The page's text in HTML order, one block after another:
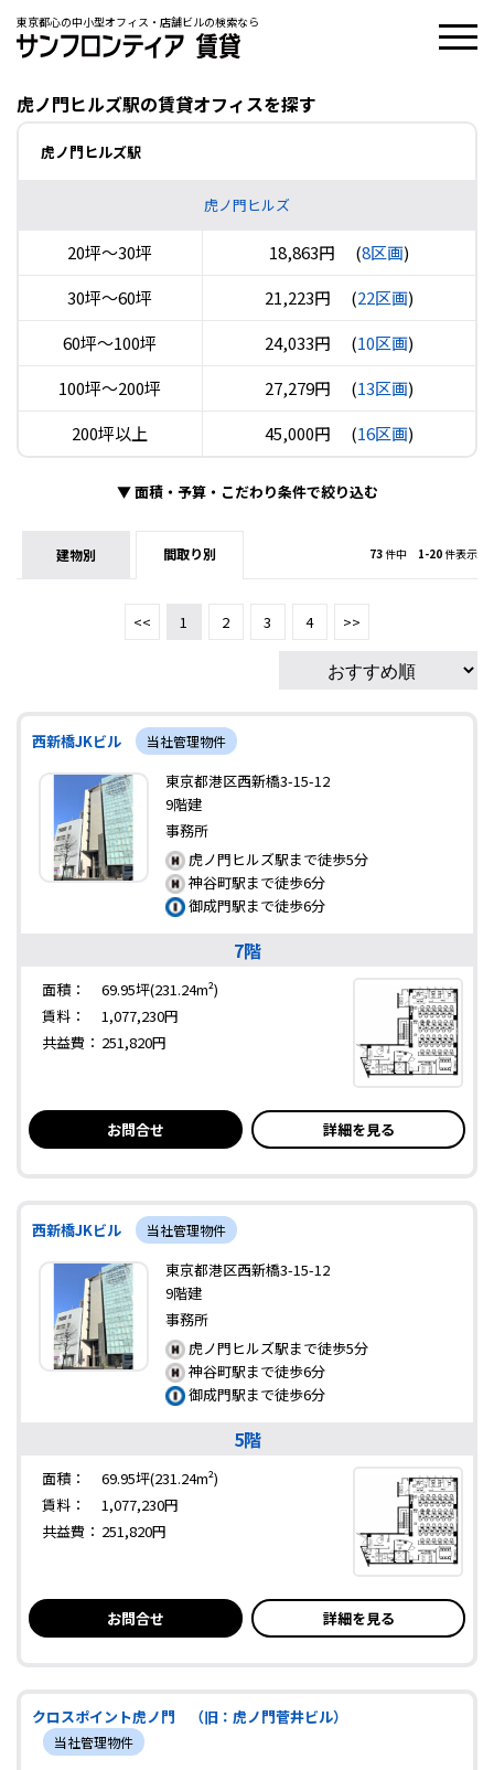
東京都心の中小型オフィス・店舗ビルの検索なら
虎ノ門ヒルズ駅の賃貸オフィスを探す
虎ノ門ヒルズ駅
虎ノ門ヒルズ
20坪〜30坪 18,863円 (8区画)
30坪〜60坪
21,223円 (22区画)
60坪〜100坪
24,033円 (10区画)
100坪〜200坪
27,279円 (13区画)
200坪以上
45,000円 (16区画)
▼面積・予算・こだわり条件で絞り込む
建物別 間取り別 73件中 1-20件表示
<< 1 2 3 4 >>
西新橋JKビル 当社管理物件
東京都港区西新橋3-15-12
9階建
事務所
虎ノ門ヒルズ駅まで徒歩5分
神谷町駅まで徒歩6分
御成門駅まで徒歩6分
7階
面積：
69.95坪(231.24m²)
賃料：
1,077,230円
共益費： 251,820円
お問合せ 詳細を見る
西新橋JKビル 当社管理物件
東京都港区西新橋3-15-12
9階建
事務所
虎ノ門ヒルズ駅まで徒歩5分
神谷町駅まで徒歩6分
御成門駅まで徒歩6分
5階
面積：
69.95坪(231.24m²)
賃料：
1,077,230円
共益費： 251,820円
お問合せ 詳細を見る
クロスポイント虎ノ門 （旧：虎ノ門菅井ビル）
当社管理物件